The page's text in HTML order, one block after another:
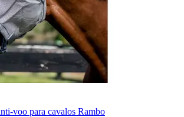
voo para cavalos Rambo